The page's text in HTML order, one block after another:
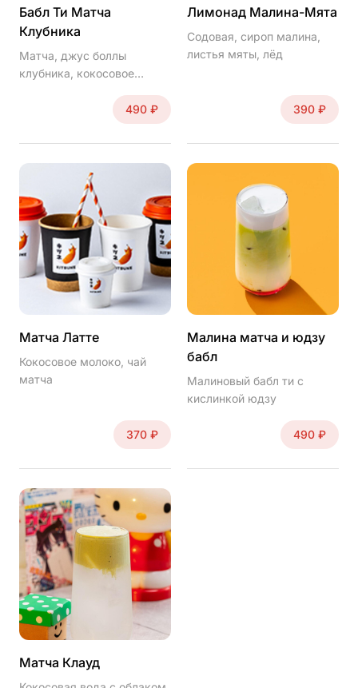
Бабл Ти Матча
Клубника
Матча, джус боллы
клубника, кокосовое
490 ₽
Лимонад Малина-Мята
Содовая, сироп малина,
листья мяты, лёд
390 ₽
Матча Латте
Кокосовое молоко, чай
матча
370 ₽
Малина матча и юдзу
бабл
Малиновый бабл ти с
кислинкой юдзу
490 ₽
Матча Клауд
Регистрация
Имя*
Электронная почта